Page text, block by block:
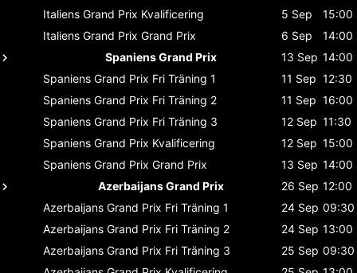
Italiens Grand Prix Kvalificering 5 Sep
15:00
Italiens Grand Prix Grand Prix 6 Sep
14:00
Spaniens Grand Prix
13 Sep 14:00
Spaniens Grand Prix Fri Träning 1 11 Sep 12:30
Spaniens Grand Prix Fri Träning 2 11 Sep 16:00
Spaniens Grand Prix Fri Träning 3 12 Sep 11:30
Spaniens Grand Prix Kvalificering 12 Sep 15:00
Spaniens Grand Prix Grand Prix 13 Sep 14:00
Azerbaijans Grand Prix
26 Sep 12:00
Azerbaijans Grand Prix Fri Träning 1 24 Sep 09:30
Azerbaijans Grand Prix Fri Träning 2 24 Sep 13:00
Azerbaijans Grand Prix Fri Träning 3 25 Sep 09:30